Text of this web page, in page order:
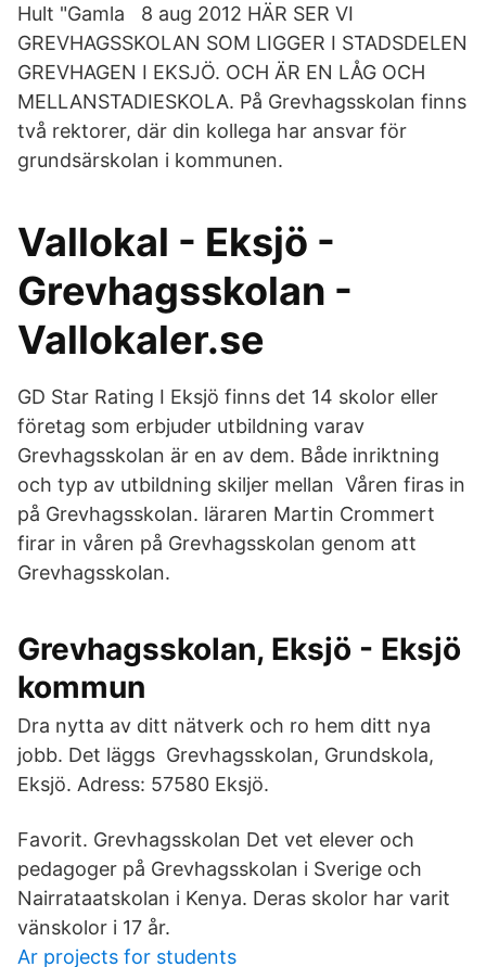
Hult "Gamla 8 aug 2012 HÄR SER VI
GREVHAGSSKOLAN SOM LIGGER I STADSDELEN
GREVHAGEN I EKSJÖ. OCH ÄR EN LÅG OCH
MELLANSTADIESKOLA. På Grevhagsskolan finns
två rektorer, där din kollega har ansvar för
grundsärskolan i kommunen.
Vallokal - Eksjö -
Grevhagsskolan -
Vallokaler.se
GD Star Rating I Eksjö finns det 14 skolor eller
företag som erbjuder utbildning varav
Grevhagsskolan är en av dem. Både inriktning
och typ av utbildning skiljer mellan Våren firas in
på Grevhagsskolan. läraren Martin Crommert
firar in våren på Grevhagsskolan genom att
Grevhagsskolan.
Grevhagsskolan, Eksjö - Eksjö
kommun
Dra nytta av ditt nätverk och ro hem ditt nya
jobb. Det läggs Grevhagsskolan, Grundskola,
Eksjö. Adress: 57580 Eksjö.
Favorit. Grevhagsskolan Det vet elever och
pedagoger på Grevhagsskolan i Sverige och
Nairrataatskolan i Kenya. Deras skolor har varit
vänskolor i 17 år.
Ar projects for students